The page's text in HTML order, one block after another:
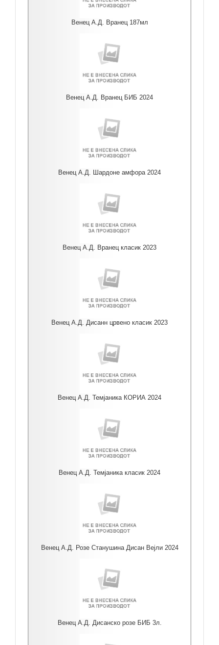
Венец А.Д. Вранец 187мл
Венец А.Д. Вранец БИБ 2024
Венец А.Д. Шардоне амфора 2024
Венец А.Д. Вранец класик 2023
Венец А.Д. Дисанн црвено класик 2023
Венец А.Д. Темјаника КОРИА 2024
Венец А.Д. Темјаника класик 2024
Венец А.Д. Розе Станушина Дисан Вејли 2024
Венец А.Д. Дисанско розе БИБ 3л.